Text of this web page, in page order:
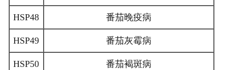
HSP48 番茄晚疫病
HSP49 番茄灰霉病
HSP50 番茄褐斑病